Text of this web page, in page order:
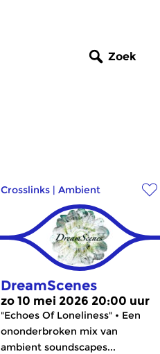
Zoek
Crosslinks | Ambient
DreamScenes
zo 10 mei 2026 20:00 uur
"Echoes Of Loneliness" • Een
ononderbroken mix van
ambient soundscapes...